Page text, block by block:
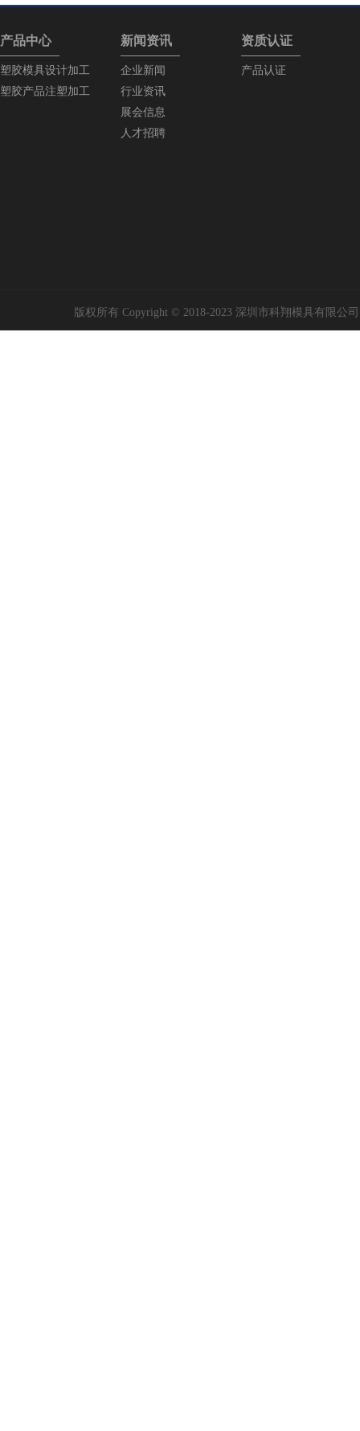
产品中心
塑胶模具设计加工
塑胶产品注塑加工
新闻资讯
企业新闻
行业资讯
展会信息
人才招聘
资质认证
产品认证
版权所有 Copyright © 2018-2023 深圳市科翔模具有限公